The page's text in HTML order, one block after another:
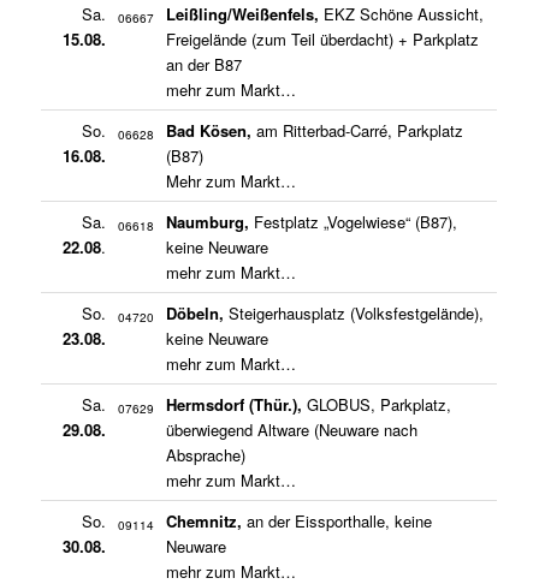
Sa.
15.08.
06667 Leißling/Weißenfels, EKZ Schöne Aussicht,
Freigelände (zum Teil überdacht) + Parkplatz
an der B87
mehr zum Markt…
So.
16.08.
06628 Bad Kösen, am Ritterbad-Carré, Parkplatz
(B87)
Mehr zum Markt…
Sa.
22.08.
06618 Naumburg, Festplatz „Vogelwiese“ (B87),
keine Neuware
mehr zum Markt…
So.
23.08.
04720 Döbeln, Steigerhausplatz (Volksfestgelände),
keine Neuware
mehr zum Markt…
Sa.
29.08.
07629 Hermsdorf (Thür.), GLOBUS, Parkplatz,
überwiegend Altware (Neuware nach
Absprache)
mehr zum Markt…
So.
30.08.
09114 Chemnitz, an der Eissporthalle, keine
Neuware
mehr zum Markt…